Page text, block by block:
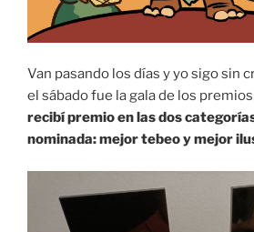
Van pasando los días y yo sigo sin
el sábado fue la gala de los
recibí premio en las dos
nominada: mejor tebeo y mejor